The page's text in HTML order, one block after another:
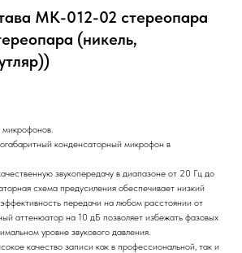
МК-012-02 стереопара
(никель,
конденсаторный микрофон в
звукопередачу в диапазоне от 20 Гц до
схема предусиления обеспечивает низкий
передачи на любом расстоянии от
аттенюатор на 10 дБ позволяет избежать фазовых
уровне звукового давления.
качество записи как в профессиональной, так и